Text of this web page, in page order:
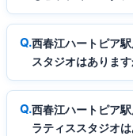
西春江ハートピア
スタジオはあります
西春江ハートピア
ラティススタジオ